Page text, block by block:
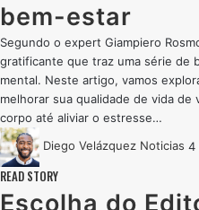
bem-estar
Segundo o expert Giampiero
gratificante que traz uma série de
mental. Neste artigo, vamos
melhorar sua qualidade de vida
corpo até aliviar o estresse…
Diego Velázquez Noticias 4
READ STORY
Escolha do